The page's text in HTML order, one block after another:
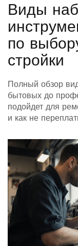
Виды
по
стройки
Полный обзор
бытовых до
подойдет для
и как не